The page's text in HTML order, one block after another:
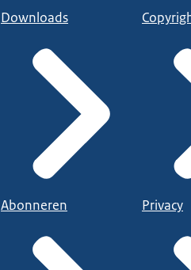
Downloads
Abonneren Privacy